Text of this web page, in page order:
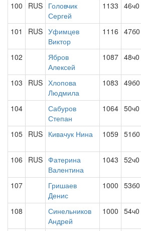
100 RUS Головчик
Сергей
1133 46ч0
101 RUS Уфимцев
Виктор
1116 47б0
102
Ябров
Алексей
1087 48ч0
103 RUS Хлопова
Людмила
1083 49б0
104
Сабуров
Степан
1064 50ч0
105 RUS Кивачук Нина 1059 51б0
106 RUS Фатерина
Валентина
1043 52ч0
107
Гришаев
Денис
1000 53б0
108
Синельников
Андрей
1000 54ч0